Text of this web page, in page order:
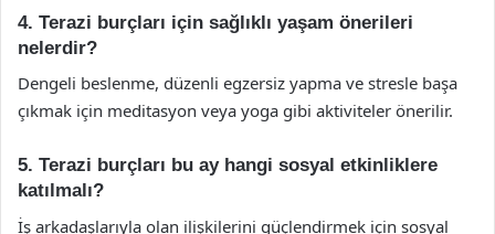
4. Terazi burçları için sağlıklı yaşam önerileri
nelerdir?
Dengeli beslenme, düzenli egzersiz yapma ve stresle başa
çıkmak için meditasyon veya yoga gibi aktiviteler önerilir.
5. Terazi burçları bu ay hangi sosyal etkinliklere
katılmalı?
İş arkadaşlarıyla olan ilişkilerini güçlendirmek için sosyal